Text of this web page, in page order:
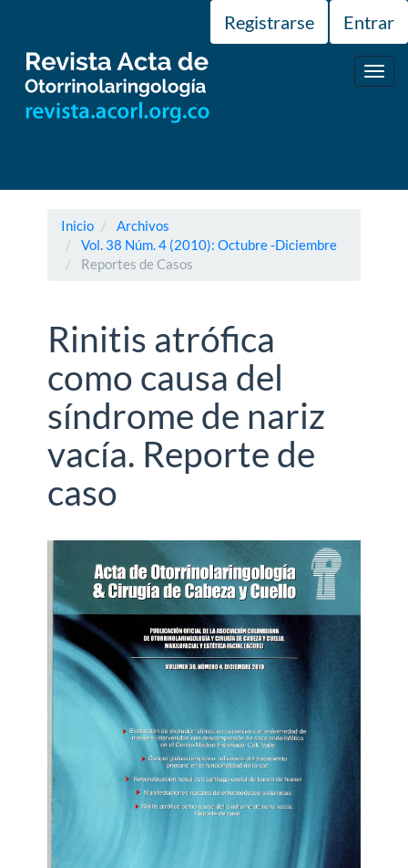
principal
Barra
lateral
Registrarse Entrar
Inicio
Archivos
Vol. 38 Núm. 4 (2010): Octubre -Diciembre
Reportes de Casos
Rinitis atrófica
como causa del
síndrome de nariz
vacía. Reporte de
caso
Barra
lateral
del
artículo